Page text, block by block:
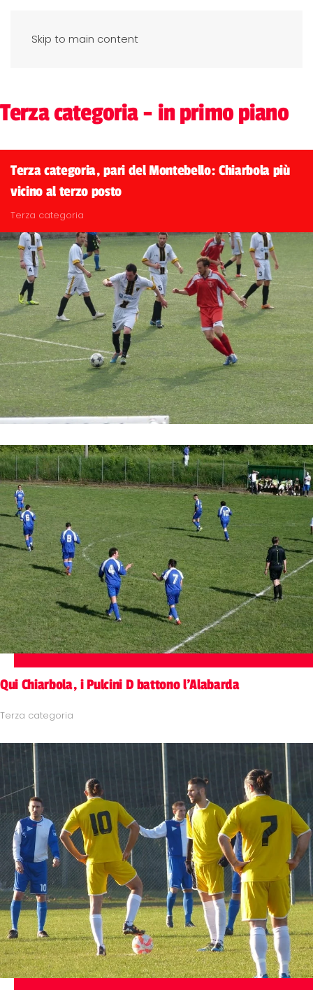
Skip to main content
Terza categoria - in primo piano
Terza categoria, pari del Montebello: Chiarbola più
vicino al terzo posto
Terza categoria
Qui Chiarbola, i Pulcini D battono l'Alabarda
Terza categoria